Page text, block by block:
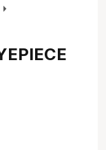
arrow_right